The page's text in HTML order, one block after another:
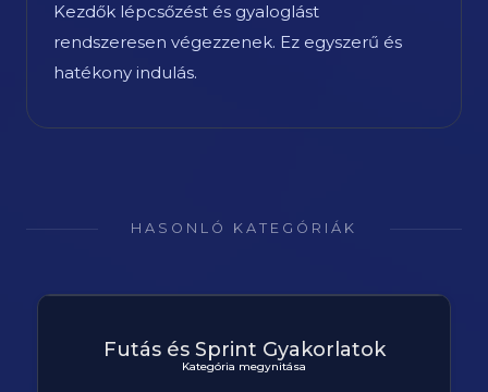
Kezdők lépcsőzést és gyaloglást
rendszeresen végezzenek. Ez egyszerű és
hatékony indulás.
HASONLÓ KATEGÓRIÁK
Futás és Sprint Gyakorlatok
Kategória megynitása